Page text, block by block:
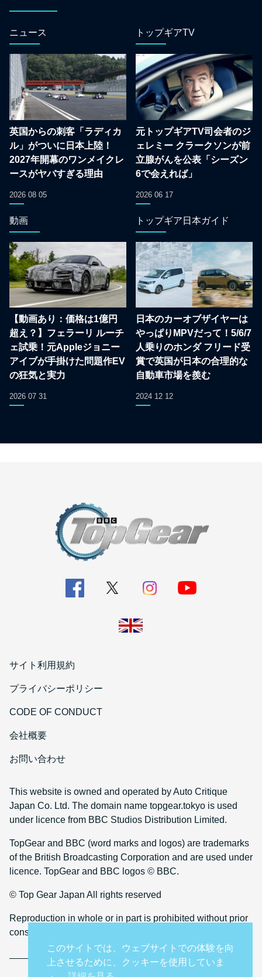
ニュース
英国からの刺客「ラディカ
ル」がついに日本上陸！
2027年開幕のワンメイクレ
ースがヤバすぎる理由
2026 08 05
トップギアTV
元トップギアTV司会者のジ
ェレミー クラークソンが前
立腺がんを公表「シーズン
6で会えれば」
2026 06 17
動画
【動画あり：価格は1億円
超え？】フェラーリ ルーチ
ェ試乗！元Appleジョニー
アイブが手掛けた問題作EV
の狂気と実力
2026 07 31
トップギア日本ガイド
日本のカーオブザイヤーは
やっぱりMPVだって！5/6/7
人乗りのホンダ フリード受
賞で英国が日本の合理的な
自動車市場を羨む
2024 12 12
サイト利用規約
プライバシーポリシー
CODE OF CONDUCT
会社概要
お問い合わせ
This website is owned and operated by Auto Critique
Japan Co. Ltd. The domain name topgear.tokyo is used
under licence from BBC Studios Distribution Limited.
TopGear and BBC (word marks and logos) are trademarks
of the British Broadcasting Corporation and are used under
licence. TopGear and BBC logos © BBC.
© Top Gear Japan All rights reserved
Reproduction in whole or in part is prohibited without prior
consent
このサイトでは、ウェブサイトでの体験を向
上させるために、クッキーを使用していま